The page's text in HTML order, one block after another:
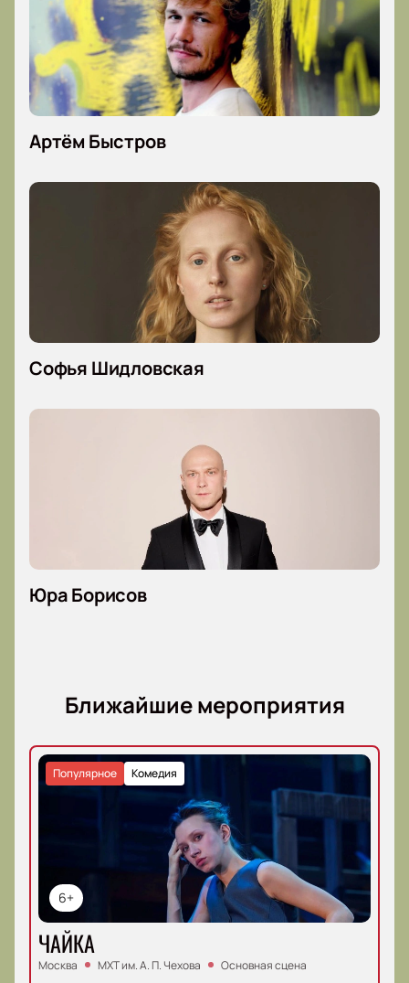
Артём Быстров
Софья Шидловская
Юра Борисов
Ближайшие мероприятия
6+
Комедия
Популярное
ЧАЙКА
Москва МХТ им. А. П. Чехова Основная сцена